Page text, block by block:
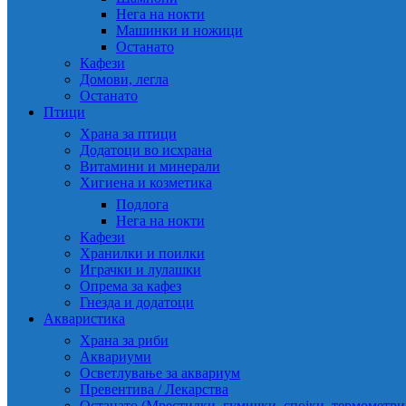
Нега на нокти
Машинки и ножици
Останато
Кафези
Домови, легла
Останато
Птици
Храна за птици
Додатоци во исхрана
Витамини и минерали
Хигиена и козметика
Подлога
Нега на нокти
Кафези
Хранилки и поилки
Играчки и лулашки
Опрема за кафез
Гнезда и додатоци
Акваристика
Храна за риби
Аквариуми
Осветлување за аквариум
Превентива / Лекарства